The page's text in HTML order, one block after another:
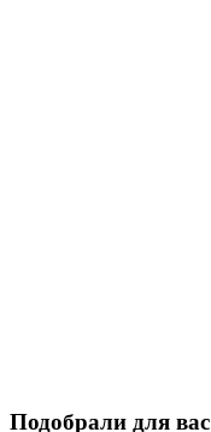
Подобрали для вас